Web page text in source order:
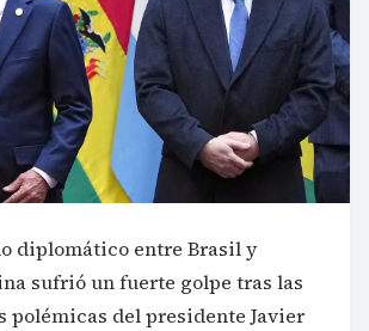
diplomático entre Brasil y
sufrió un fuerte golpe tras las
polémicas del presidente Javier